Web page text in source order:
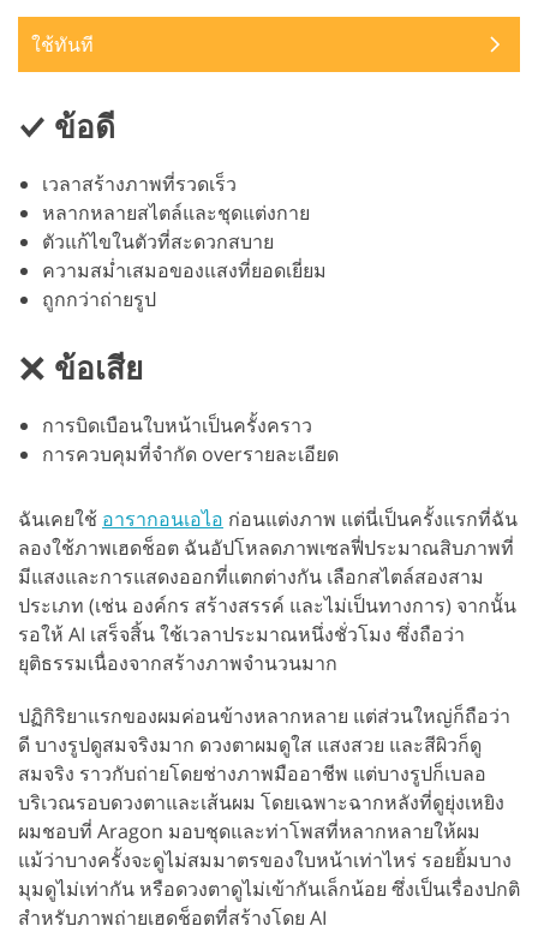
ใช้ทันที
ข้อดี
เวลาสร้างภาพที่รวดเร็ว
หลากหลายสไตล์และชุดแต่งกาย
ตัวแก้ไขในตัวที่สะดวกสบาย
ความสม่ำเสมอของแสงที่ยอดเยี่ยม
ถูกกว่าถ่ายรูป
ข้อเสีย
การบิดเบือนใบหน้าเป็นครั้งคราว
การควบคุมที่จำกัด overรายละเอียด
ฉันเคยใช้ อารากอนเอไอ ก่อนแต่งภาพ แต่นี่เป็นครั้งแรกที่ฉัน
ลองใช้ภาพเฮดช็อต ฉันอัปโหลดภาพเซลฟี่ประมาณสิบภาพที่
มีแสงและการแสดงออกที่แตกต่างกัน เลือกสไตล์สองสาม
ประเภท (เช่น องค์กร สร้างสรรค์ และไม่เป็นทางการ) จากนั้น
รอให้ AI เสร็จสิ้น ใช้เวลาประมาณหนึ่งชั่วโมง ซึ่งถือว่า
ยุติธรรมเนื่องจากสร้างภาพจำนวนมาก
ปฏิกิริยาแรกของผมค่อนข้างหลากหลาย แต่ส่วนใหญ่ก็ถือว่า
ดี บางรูปดูสมจริงมาก ดวงตาผมดูใส แสงสวย และสีผิวก็ดู
สมจริง ราวกับถ่ายโดยช่างภาพมืออาชีพ แต่บางรูปก็เบลอ
บริเวณรอบดวงตาและเส้นผม โดยเฉพาะฉากหลังที่ดูยุ่งเหยิง
ผมชอบที่ Aragon มอบชุดและท่าโพสที่หลากหลายให้ผม
แม้ว่าบางครั้งจะดูไม่สมมาตรของใบหน้าเท่าไหร่ รอยยิ้มบาง
มุมดูไม่เท่ากัน หรือดวงตาดูไม่เข้ากันเล็กน้อย ซึ่งเป็นเรื่องปกติ
สำหรับภาพถ่ายเฮดช็อตที่สร้างโดย AI